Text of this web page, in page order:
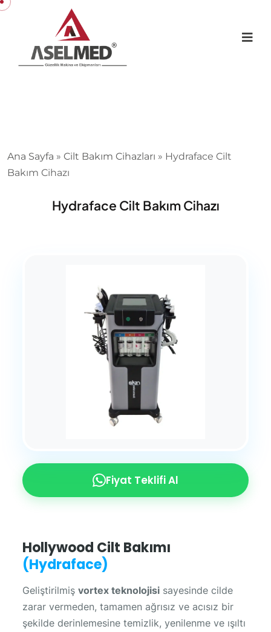
Ana Sayfa » Cilt Bakım Cihazları » Hydraface Cilt
Bakım Cihazı
Hydraface Cilt Bakım Cihazı
Fiyat Teklifi Al
Hollywood Cilt Bakımı
(Hydraface)
Geliştirilmiş vortex teknolojisi sayesinde cilde
zarar vermeden, tamamen ağrısız ve acısız bir
şekilde derinlemesine temizlik, yenilenme ve ışıltı